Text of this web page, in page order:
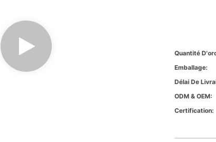
Quantité
Emballage:
Délai De
ODM & OEM:
Certification: